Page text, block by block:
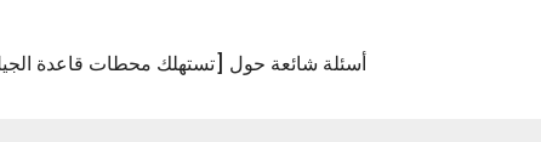
4 أسئلة شائعة حول [تستهلك محطات قاعدة